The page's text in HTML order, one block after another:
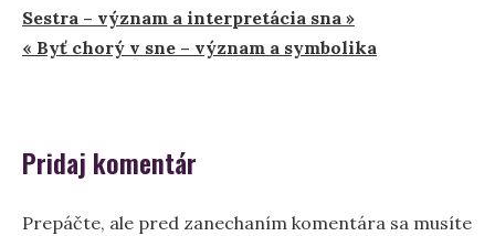
Navigácia
v
Sestra – význam a interpretácia sna »
« Byť chorý v sne – význam a symbolika
Pridaj komentár
Prepáčte, ale pred zanechaním komentára sa musíte